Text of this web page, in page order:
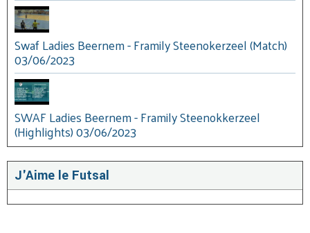
Swaf Ladies Beernem - Framily Steenokerzeel (Match)
03/06/2023
SWAF Ladies Beernem - Framily Steenokkerzeel
(Highlights) 03/06/2023
J'Aime le Futsal